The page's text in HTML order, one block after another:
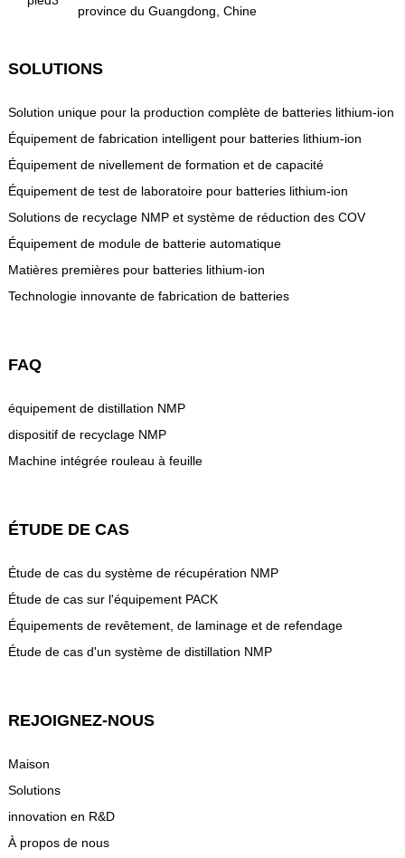
province du Guangdong, Chine
SOLUTIONS
Solution unique pour la production complète de batteries lithium-ion
Équipement de fabrication intelligent pour batteries lithium-ion
Équipement de nivellement de formation et de capacité
Équipement de test de laboratoire pour batteries lithium-ion
Solutions de recyclage NMP et système de réduction des COV
Équipement de module de batterie automatique
Matières premières pour batteries lithium-ion
Technologie innovante de fabrication de batteries
FAQ
équipement de distillation NMP
dispositif de recyclage NMP
Machine intégrée rouleau à feuille
ÉTUDE DE CAS
Étude de cas du système de récupération NMP
Étude de cas sur l'équipement PACK
Équipements de revêtement, de laminage et de refendage
Étude de cas d'un système de distillation NMP
REJOIGNEZ-NOUS
Maison
Solutions
innovation en R&D
À propos de nous